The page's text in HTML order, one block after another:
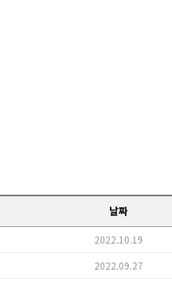
날짜
2022.10.19
2022.09.27